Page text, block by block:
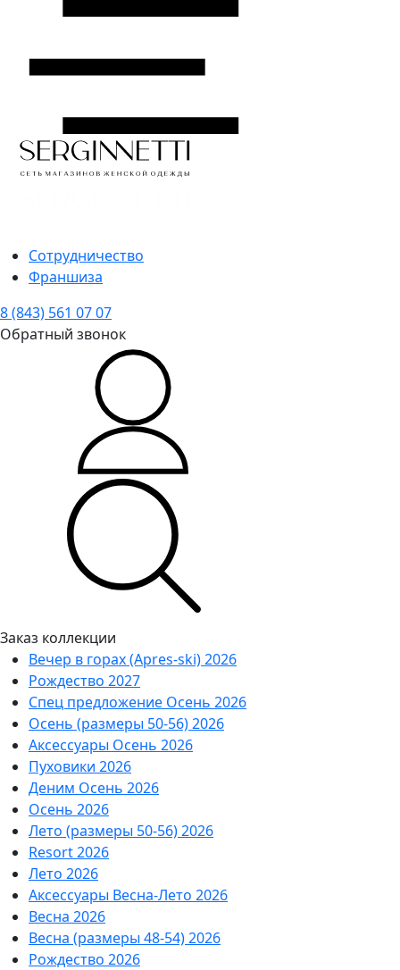
Сотрудничество
Франшиза
8 (843) 561 07 07
Обратный звонок
Заказ коллекции
Вечер в горах (Apres-ski) 2026
Рождество 2027
Спец предложение Осень 2026
Осень (размеры 50-56) 2026
Аксессуары Осень 2026
Пуховики 2026
Деним Осень 2026
Осень 2026
Лето (размеры 50-56) 2026
Resort 2026
Лето 2026
Аксессуары Весна-Лето 2026
Весна 2026
Весна (размеры 48-54) 2026
Рождество 2026